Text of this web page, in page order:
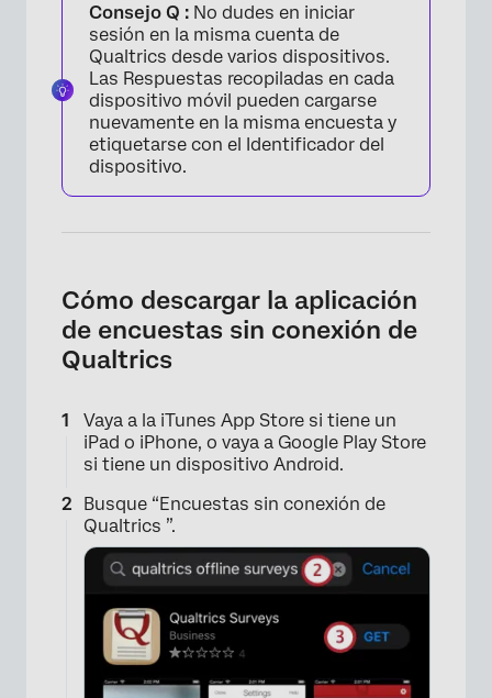
Consejo Q : No dudes en iniciar
sesión en la misma cuenta de
Qualtrics desde varios dispositivos.
Las Respuestas recopiladas en cada
dispositivo móvil pueden cargarse
nuevamente en la misma encuesta y
etiquetarse con el Identificador del
dispositivo.
Cómo descargar la aplicación
de encuestas sin conexión de
Qualtrics
Vaya a la iTunes App Store si tiene un
iPad o iPhone, o vaya a Google Play Store
si tiene un dispositivo Android.
Busque “Encuestas sin conexión de
Qualtrics ”.